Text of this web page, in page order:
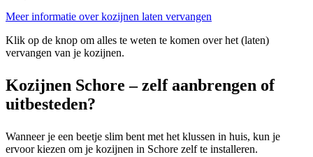
Meer informatie over kozijnen laten vervangen
Klik op de knop om alles te weten te komen over het (laten)
vervangen van je kozijnen.
Kozijnen Schore – zelf aanbrengen of
uitbesteden?
Wanneer je een beetje slim bent met het klussen in huis, kun je
ervoor kiezen om je kozijnen in Schore zelf te installeren.